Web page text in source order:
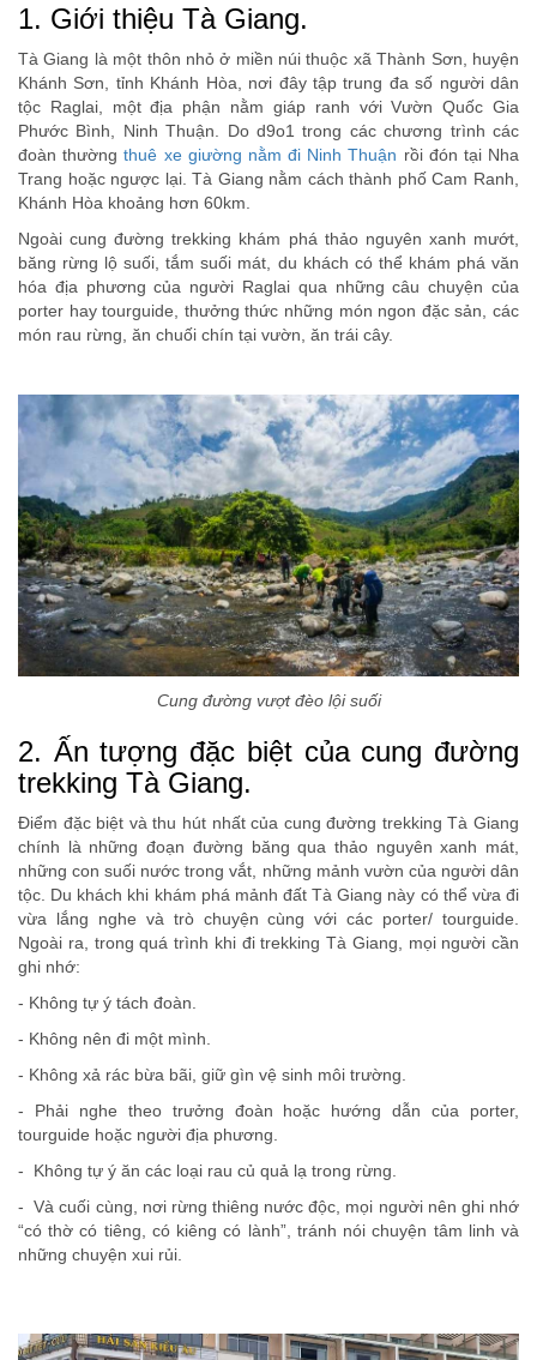
1. Giới thiệu Tà Giang.
Tà Giang là một thôn nhỏ ở miền núi thuộc xã Thành Sơn, huyện
Khánh Sơn, tỉnh Khánh Hòa, nơi đây tập trung đa số người dân
tộc Raglai, một địa phận nằm giáp ranh với Vườn Quốc Gia
Phước Bình, Ninh Thuận. Do d9o1 trong các chương trình các
đoàn thườngthuê xe giường nằm đi Ninh Thuận rồi đón tại Nha
Trang hoặc ngược lại. Tà Giang nằm cách thành phố Cam Ranh,
Khánh Hòa khoảng hơn 60km.
Ngoài cung đường trekking khám phá thảo nguyên xanh mướt,
băng rừng lộ suối, tắm suối mát, du khách có thể khám phá văn
hóa địa phương của người Raglai qua những câu chuyện của
porter hay tourguide, thưởng thức những món ngon đặc sản, các
món rau rừng, ăn chuối chín tại vườn, ăn trái cây.
Cung đường vượt đèo lội suối
2. Ấn tượng đặc biệt của cung đường
trekking Tà Giang.
Điểm đặc biệt và thu hút nhất của cung đường trekking Tà Giang
chính là những đoạn đường băng qua thảo nguyên xanh mát,
những con suối nước trong vắt, những mảnh vườn của người dân
tộc. Du khách khi khám phá mảnh đất Tà Giang này có thể vừa đi
vừa lắng nghe và trò chuyện cùng với các porter/ tourguide.
Ngoài ra, trong quá trình khi đi trekking Tà Giang, mọi người cần
ghi nhớ:
- Không tự ý tách đoàn.
- Không nên đi một mình.
- Không xả rác bừa bãi, giữ gìn vệ sinh môi trường.
- Phải nghe theo trưởng đoàn hoặc hướng dẫn của porter,
tourguide hoặc người địa phương.
- Không tự ý ăn các loại rau củ quả lạ trong rừng.
- Và cuối cùng, nơi rừng thiêng nước độc, mọi người nên ghi nhớ
“có thờ có tiêng, có kiêng có lành”, tránh nói chuyện tâm linh và
những chuyện xui rủi.